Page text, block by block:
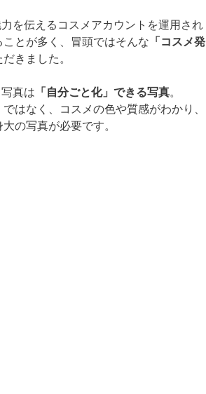
を伝えるコスメアカウントを運用され
とが多く、冒頭ではそんな 「コスメ発
きました。
真は 「自分ごと化」できる写真
はなく、コスメの色や質感がわかり、
の写真が必要です。